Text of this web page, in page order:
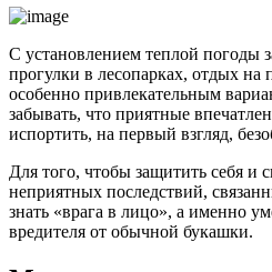
С установлением теплой погоды
прогулки в лесопарках, отдых на
особенно привлекательным
забывать, что приятные
испортить, на первый взгляд,
Для того, чтобы защитить себя и
неприятных последствий,
знать «врага в лицо», а именно
вредителя от обычной букашки.